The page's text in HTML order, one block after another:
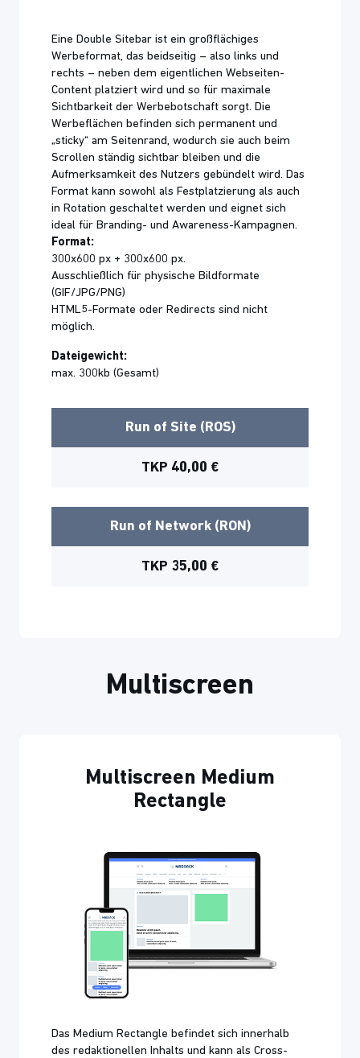
Eine Double Sitebar ist ein großflächiges
Werbeformat, das beidseitig – also links und
rechts – neben dem eigentlichen Webseiten-
Content platziert wird und so für maximale
Sichtbarkeit der Werbebotschaft sorgt. Die
Werbeflächen befinden sich permanent und
„sticky“ am Seitenrand, wodurch sie auch beim
Scrollen ständig sichtbar bleiben und die
Aufmerksamkeit des Nutzers gebündelt wird. Das
Format kann sowohl als Festplatzierung als auch
in Rotation geschaltet werden und eignet sich
ideal für Branding- und Awareness-Kampagnen.
Format:
300x600 px + 300x600 px.
Ausschließlich für physische Bildformate
(GIF/JPG/PNG)
HTML5-Formate oder Redirects sind nicht
möglich.
Dateigewicht:
max. 300kb (Gesamt)
Run of Site (ROS)
TKP 40,00 €
Run of Network (RON)
TKP 35,00 €
Multiscreen
Multiscreen Medium
Rectangle
Das Medium Rectangle befindet sich innerhalb
des redaktionellen Inhalts und kann als Cross-